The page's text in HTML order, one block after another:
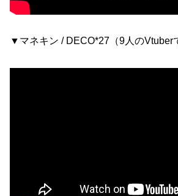
▼マネキン / DECO*27（9人のVtuber